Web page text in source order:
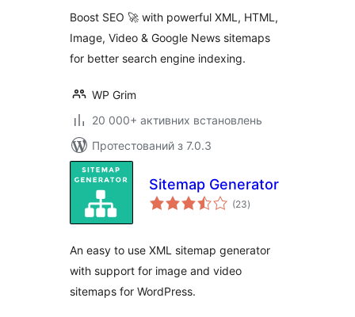
Boost SEO 🚀 with powerful XML, HTML,
Image, Video & Google News sitemaps
for better search engine indexing.
WP Grim
20 000+ активних встановлень
Протестований з 7.0.3
Sitemap Generator
(23загальний
рейтинг
)
An easy to use XML sitemap generator
with support for image and video
sitemaps for WordPress.